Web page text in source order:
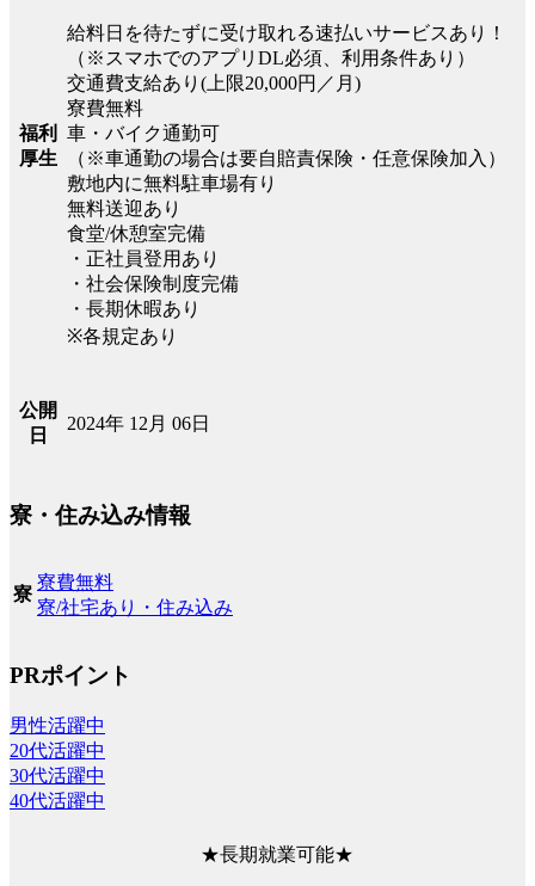
福利
厚生
給料日を待たずに受け取れる速払いサービスあり！
（※スマホでのアプリDL必須、利用条件あり）
交通費支給あり(上限20,000円／月)
寮費無料
車・バイク通勤可
（※車通勤の場合は要自賠責保険・任意保険加入）
敷地内に無料駐車場有り
無料送迎あり
食堂/休憩室完備
・正社員登用あり
・社会保険制度完備
・長期休暇あり
※各規定あり
公開
日
2024年 12月 06日
寮・住み込み情報
寮
寮費無料
寮/社宅あり・住み込み
PRポイント
男性活躍中
20代活躍中
30代活躍中
40代活躍中
★長期就業可能★